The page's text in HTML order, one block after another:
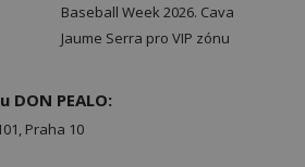
Baseball Week 2026. Cava
Jaume Serra pro VIP zónu
PEALO:
Praha 10